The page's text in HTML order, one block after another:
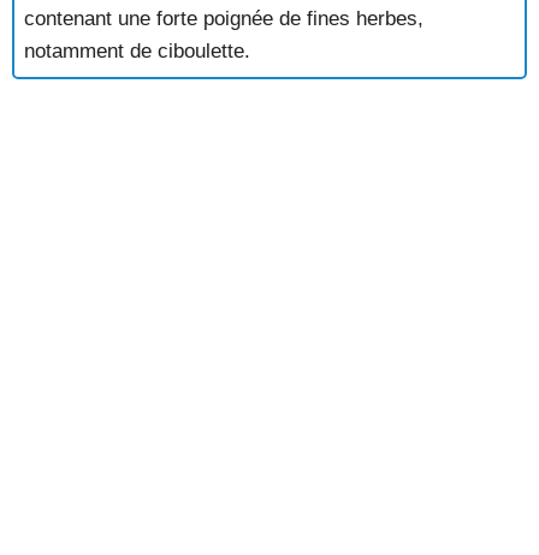
contenant une forte poignée de fines herbes,
notamment de ciboulette.